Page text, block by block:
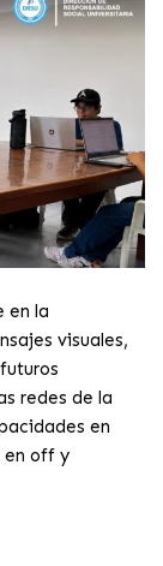
en la
visuales,
redes de la
en
en off y